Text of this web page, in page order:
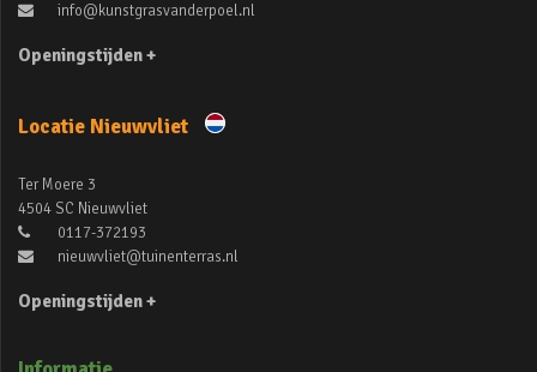
info@kunstgrasvanderpoel.nl
Openingstijden +
Locatie Nieuwvliet
Ter Moere 3
4504 SC Nieuwvliet
0117-372193
nieuwvliet@tuinenterras.nl
Openingstijden +